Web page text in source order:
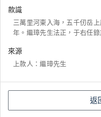
款識
三萬里河東入海，五千仞岳
年。繼璋先生法正，于右任錄
來源
上款人：繼璋先生
返